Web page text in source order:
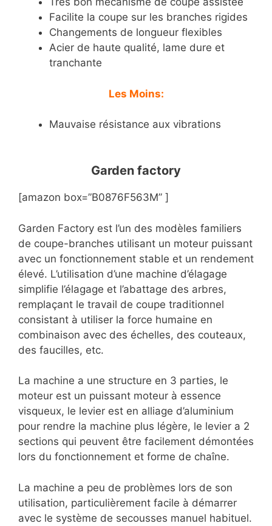
Facilite la coupe sur les branches rigides
Changements de longueur flexibles
Acier de haute qualité, lame dure et
tranchante
Les Moins:
Mauvaise résistance aux vibrations
Garden factory
[amazon box=”B0876F563M” ]
Garden Factory est l’un des modèles familiers
de coupe-branches utilisant un moteur puissant
avec un fonctionnement stable et un rendement
élevé. L’utilisation d’une machine d’élagage
simplifie l’élagage et l’abattage des arbres,
remplaçant le travail de coupe traditionnel
consistant à utiliser la force humaine en
combinaison avec des échelles, des couteaux,
des faucilles, etc.
La machine a une structure en 3 parties, le
moteur est un puissant moteur à essence
visqueux, le levier est en alliage d’aluminium
pour rendre la machine plus légère, le levier a 2
sections qui peuvent être facilement démontées
lors du fonctionnement et forme de chaîne.
La machine a peu de problèmes lors de son
utilisation, particulièrement facile à démarrer
avec le système de secousses manuel habituel.